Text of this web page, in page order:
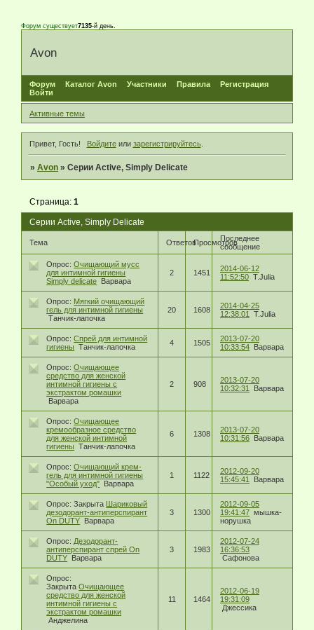
Форум существует7135-й день.
Avon
Форум Каталог Avon Участники Правила
Регистрация
Войти
Активные темы
Привет, Гость! Войдитеили зарегистрируйтесь.
»Avon »Серии Active, Simply Delicate
Серии Active, Simply Delicate
Страница:1
Тема ОтветовПросмотровПоследнее
сообщение
Опрос: Очищающий мусс
для интимной гигиены
Simply delicate Варвара
2 1451
2014-06-12
11:52:50 T.Julia
Опрос: Мягкий очищающий
гель для интимной гигиены
Танчик-лапочка
20 1608
2014-04-25
12:38:01
T.Julia
Опрос: Спрей для интимной
гигиены Танчик-лапочка 4 1505
2013-07-20
10:33:54 Варвара
Опрос: Очищающее
средство для женской
интимной гигиены с
экстрактом ромашки
Варвара
2 908
2013-07-20
10:32:31
Варвара
Опрос: Очищающее
кремообразное средство
для женской интимной
гигиены Танчик-лапочка
6 1308
2013-07-20
10:31:56 Варвара
Опрос: Очищающий крем-
гель для интимной гигиены
"Особый уход" Варвара
1 1122
2012-09-20
15:45:41
Варвара
Опрос: Закрыта Шариковый
дезодорант-антиперспирант
On DUTY Варвара
3 1300
2012-09-05
19:41:47 мышка-
норушка
Опрос: Дезодорант-
антиперспирант спрей On
DUTY Варвара
3 1983
2012-07-24
16:36:53
Сафонова
Опрос:
ЗакрытаОчищающее
средство для женской
интимной гигиены с
экстрактом ромашки
Анджелина
11 1464
2012-06-19
19:31:09
Джессика